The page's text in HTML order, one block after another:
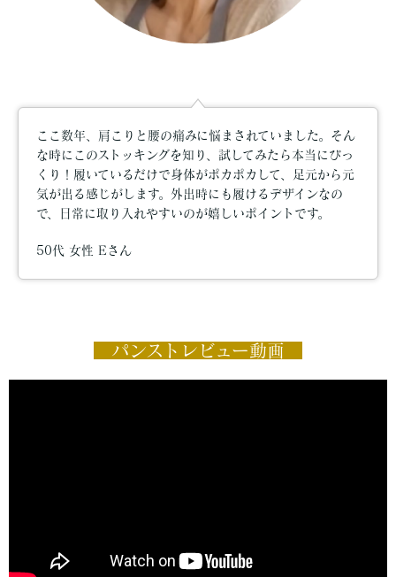
ここ数年、肩こりと腰の痛みに悩まされていました。そん
な時にこのストッキングを知り、試してみたら本当にびっ
くり！履いているだけで身体がポカポカして、足元から元
気が出る感じがします。外出時にも履けるデザインなの
で、日常に取り入れやすいのが嬉しいポイントです。
50代 女性 Eさん
パンストレビュー動画